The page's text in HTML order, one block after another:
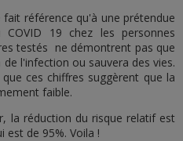
référence qu'à une prétendue
19 chez les personnes
testés ne démontrent pas que
l'infection ou sauvera des vies.
ces chiffres suggèrent que la
faible.
la réduction du risque relatif est
est de 95%. Voila !